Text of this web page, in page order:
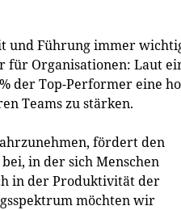
und Führung immer
für Organisationen: Laut
der Top-Performer eine
Teams zu stärken.
fördert den
in der sich Menschen
in der Produktivität der
möchten wir